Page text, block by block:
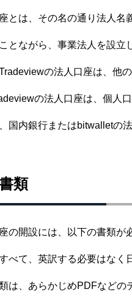
とは、その名の通り法人名
とながら、事業法人を設立
の法人口座は、他
の法人口座は、個人
国内銀行またはbitwalletの
類
の開設には、以下の書類が
べて、英訳する必要はなく
は、あらかじめPDFなどの